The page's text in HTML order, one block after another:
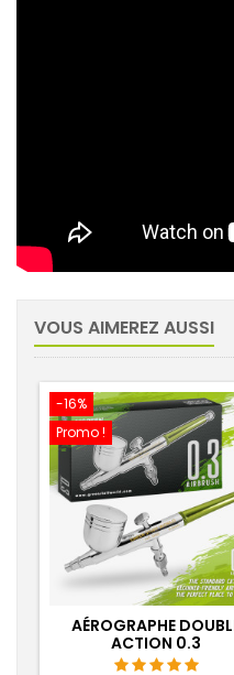
VOUS AIMEREZ AUSSI
-16%
Promo !
AÉROGRAPHE
ACTION 0.3